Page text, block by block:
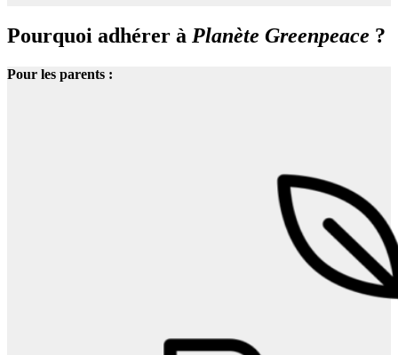
Pourquoi adhérer à Planète Greenpeace ?
Pour les parents :